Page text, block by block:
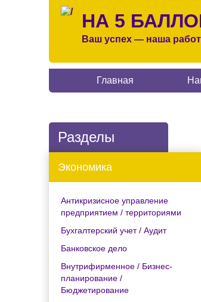
НА 5
Ваш успех — наша
Главная
Разделы
Экономика
Антикризисное управление
предприятием / территориями
Бухгалтерский учет / Аудит
Банковское дело
Внутрифирменное / Бизнес-
планирование /
Бюджетирование